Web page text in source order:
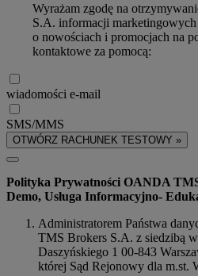
Wyrażam zgodę na
S.A. informacji marketingowych
o nowościach i promocjach na
kontaktowe za pomocą:
wiadomości e-mail
SMS/MMS
OTWÓRZ RACHUNEK TESTOWY »
Polityka Prywatności OANDA
Demo, Usługa Informacyjno-
Administratorem Państwa
TMS Brokers S.A. z siedzibą
Daszyńskiego 1 00-843
której Sąd Rejonowy dla m.st.